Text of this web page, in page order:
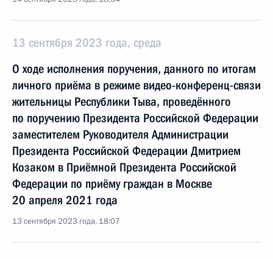
13 сентября 2023 года, среда
О ходе исполнения поручения, данного по итогам
личного приёма в режиме видео-конференц-связи
жительницы Республики Тыва, проведённого
по поручению Президента Российской Федерации
заместителем Руководителя Администрации
Президента Российской Федерации Дмитрием
Козаком в Приёмной Президента Российской
Федерации по приёму граждан в Москве
20 апреля 2021 года
13 сентября 2023 года, 18:07